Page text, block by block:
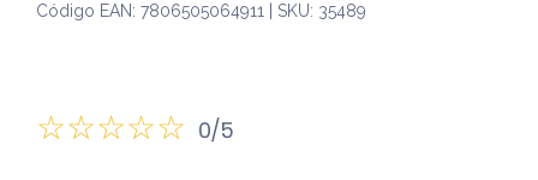
Código EAN: 7806505064911 | SKU: 35489
0/5